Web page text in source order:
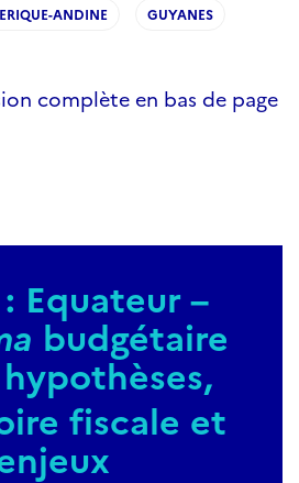
ANDINE GUYANES
complète en bas de page
Equateur –
budgétaire
fiscale et